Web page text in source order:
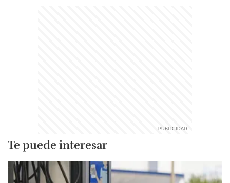
Te puede interesar